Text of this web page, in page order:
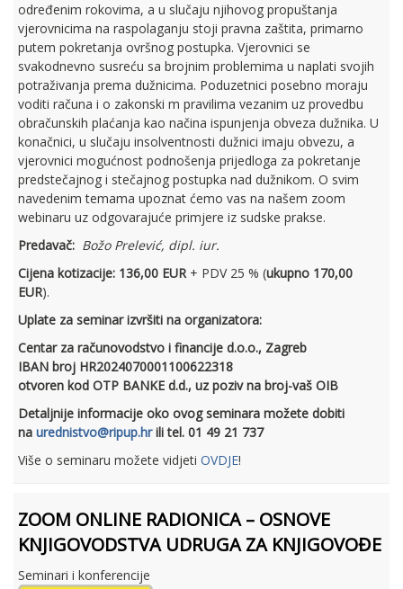
određenim rokovima, a u slučaju njihovog propuštanja
vjerovnicima na raspolaganju stoji pravna zaštita, primarno
putem pokretanja ovršnog postupka. Vjerovnici se
svakodnevno susreću sa brojnim problemima u naplati svojih
potraživanja prema dužnicima. Poduzetnici posebno moraju
voditi računa i o zakonski m pravilima vezanim uz provedbu
obračunskih plaćanja kao načina ispunjenja obveza dužnika. U
konačnici, u slučaju insolventnosti dužnici imaju obvezu, a
vjerovnici mogućnost podnošenja prijedloga za pokretanje
predstečajnog i stečajnog postupka nad dužnikom. O svim
navedenim temama upoznat ćemo vas na našem zoom
webinaru uz odgovarajuće primjere iz sudske prakse.
Predavač: Božo Prelević, dipl. iur.
Cijena kotizacije: 136,00 EUR + PDV 25 % (ukupno 170,00
EUR).
Uplate za seminar izvršiti na organizatora:
Centar za računovodstvo i financije d.o.o., Zagreb
IBAN broj HR2024070001100622318
otvoren kod OTP BANKE d.d., uz poziv na broj-vaš OIB
Detaljnije informacije oko ovog seminara možete dobiti
na urednistvo@ripup.hrili tel. 01 49 21 737
Više o seminaru možete vidjeti OVDJE!
ZOOM ONLINE RADIONICA – OSNOVE
KNJIGOVODSTVA UDRUGA ZA KNJIGOVOĐE
Seminari i konferencije